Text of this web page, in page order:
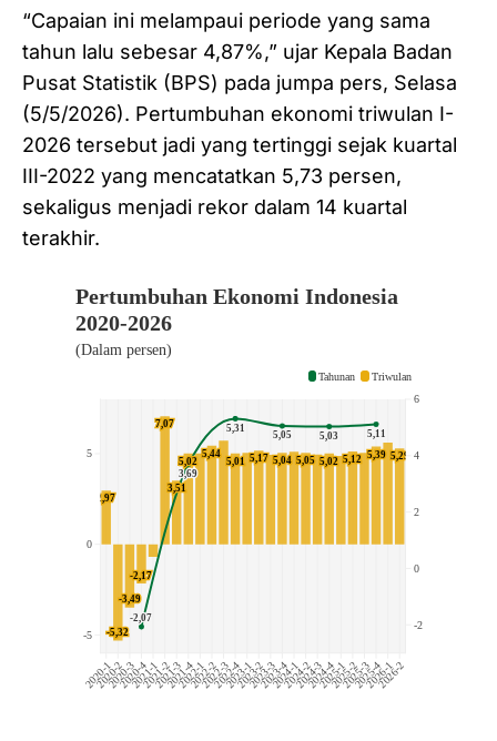
“Capaian ini melampaui periode yang sama
tahun lalu sebesar 4,87%,” ujar Kepala Badan
Pusat Statistik (BPS) pada jumpa pers, Selasa
(5/5/2026). Pertumbuhan ekonomi triwulan I-
2026 tersebut jadi yang tertinggi sejak kuartal
III-2022 yang mencatatkan 5,73 persen,
sekaligus menjadi rekor dalam 14 kuartal
terakhir.